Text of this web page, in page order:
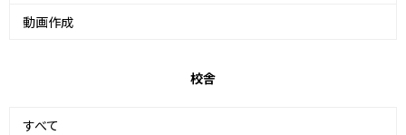
動画作成
校舎
すべて